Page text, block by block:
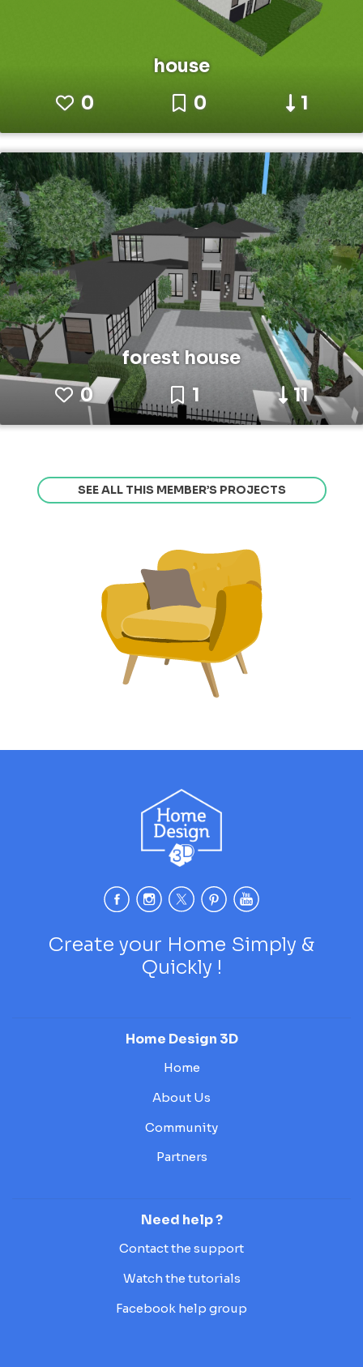
house
0
0 1
forest house
0
1 11
SEE ALL THIS MEMBER’S PROJECTS
Create your Home Simply &
Quickly !
Home Design 3D
Home
About Us
Community
Partners
Need help ?
Contact the support
Watch the tutorials
Facebook help group